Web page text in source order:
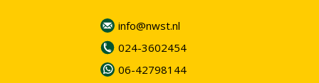
info@nwst.nl
024-3602454
06-42798144